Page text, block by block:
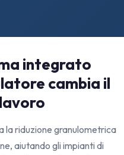
integrato
cambia il
la riduzione granulometrica
aiutando gli impianti di